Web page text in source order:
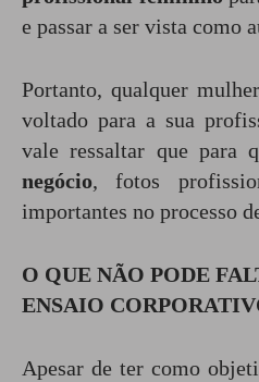
e passar a ser vista como
Portanto, qualquer
voltado para a sua
vale ressaltar que para
negócio, fotos
importantes no processo
O QUE NÃO PODE
ENSAIO
Apesar de ter como